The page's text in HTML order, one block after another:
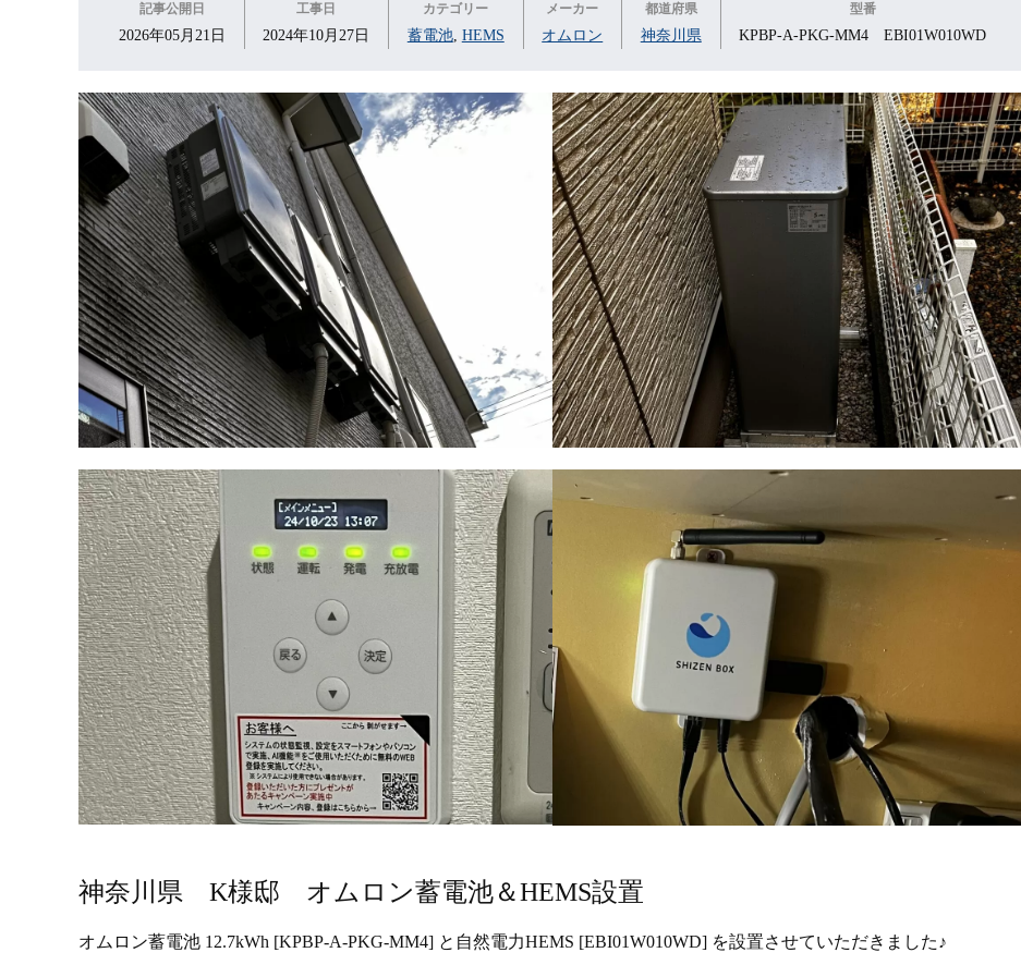
記事公開日
2026年05月21日
工事日
2024年10月27日
カテゴリー
蓄電池, HEMS
メーカー
オムロン
都道府県
神奈川県
型番
KPBP-A-PKG-MM4 EBI01W010WD
神奈川県 K様邸 オムロン蓄電池＆HEMS設置
オムロン蓄電池 12.7kWh [KPBP-A-PKG-MM4] と自然電力HEMS [EBI01W010WD] を設置させていただきました♪